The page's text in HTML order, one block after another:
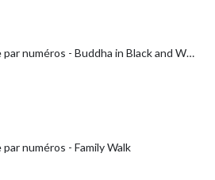
Peinture par numéros - Buddha in Black and White
numéros - Family Walk